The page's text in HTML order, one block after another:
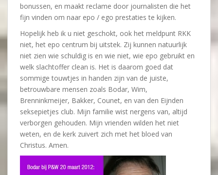
bonussen, en maakt reclame door journalisten die het
fijn vinden om naar epo / ego prestaties te kijken.
Hopelijk heb ik u niet geschokt, ook het meldpunt RKK
niet, het epo centrum bij uitstek. Zij kunnen natuurlijk
niet zien wie schuldig is en wie niet, wie epo gebruikt en
welk slachtoffer clean is. Het is daarom goed dat
sommige touwtjes in handen zijn van de juiste,
betrouwbare mensen zoals Bodar, Wim,
Brenninkmeijer, Bakker, Counet, en van den Eijnden
seksepietjes club. Mijn familie wist nergens van, altijd
verborgen gehouden. Mijn vrienden wilden het niet
weten, en de kerk zuivert zich met het bloed van
Christus. Amen.